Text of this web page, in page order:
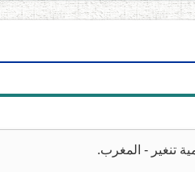
تنغير - المغرب.